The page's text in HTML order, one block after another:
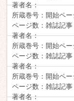
著者名：
所蔵巻号： 開始ペー
ページ数： 雑誌記事
著者名：
所蔵巻号： 開始ペー
ページ数： 雑誌記事
著者名：
所蔵巻号： 開始ペー
ページ数： 雑誌記事
著者名：